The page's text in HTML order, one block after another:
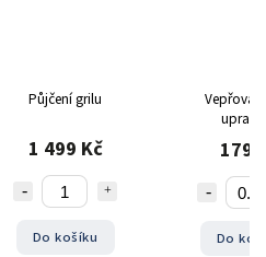
Půjčení grilu
1 499 Kč
Do košíku
Vepřová
179
Do